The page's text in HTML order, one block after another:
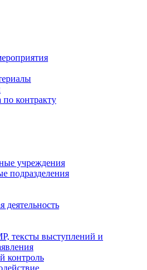
контракту
учреждения
подразделения
деятельность
тексты выступлений и
контроль